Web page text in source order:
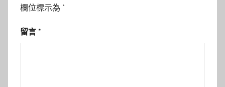
欄位標示為 *
留言 *